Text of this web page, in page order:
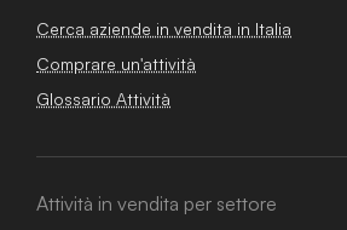
Cerca aziende in vendita in Italia
Comprare un'attività
Glossario Attività
Attività in vendita per settore